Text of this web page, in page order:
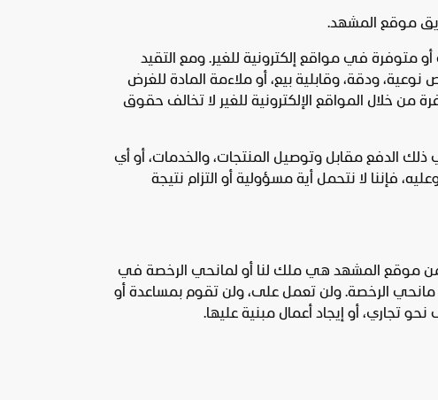
متوفرة في مواقع إلكترونية للغير. ومع التقيد
نوعية، ودقة، وقابلية بيع، أو ملاءمة المادة للغرض
من خلال المواقع الإلكترونية للغير لا تخالف حقوق
الدفع مقابل وتوصيل المنتجات، والخدمات، أو أي
فإننا لا نتحمل أية مسؤولية أو التزام نتيجة
من موقع المشهد هي ملك لنا أو لمانحي الرخصة في
مانحي الرخصة. ولن تعمل على، ولن تقوم بمساعدة أو
تجاري، أو إيجاد أعمال مبنية عليها.